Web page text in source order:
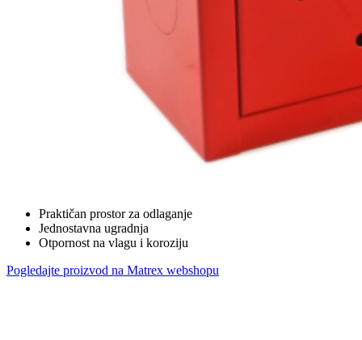
Praktičan prostor za odlaganje
Jednostavna ugradnja
Otpornost na vlagu i koroziju
Pogledajte proizvod na Matrex webshopu